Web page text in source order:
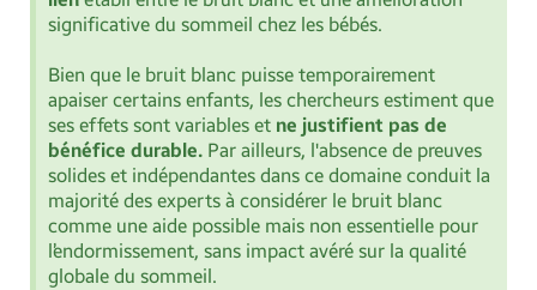
significative du sommeil chez les bébés.
Bien que le bruit blanc puisse temporairement
apaiser certains enfants, les chercheurs estiment que
ses effets sont variables et ne justifient pas de
bénéfice durable. Par ailleurs, l'absence de preuves
solides et indépendantes dans ce domaine conduit la
majorité des experts à considérer le bruit blanc
comme une aide possible mais non essentielle pour
l’endormissement, sans impact avéré sur la qualité
globale du sommeil.